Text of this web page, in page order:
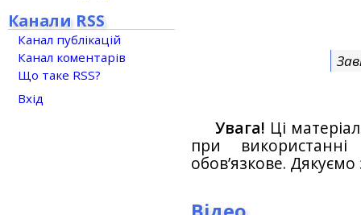
Увага! Ці
при
обов’язкове.
Канали RSS
Канал публікацій
Канал коментарів
Що таке RSS?
Вхід